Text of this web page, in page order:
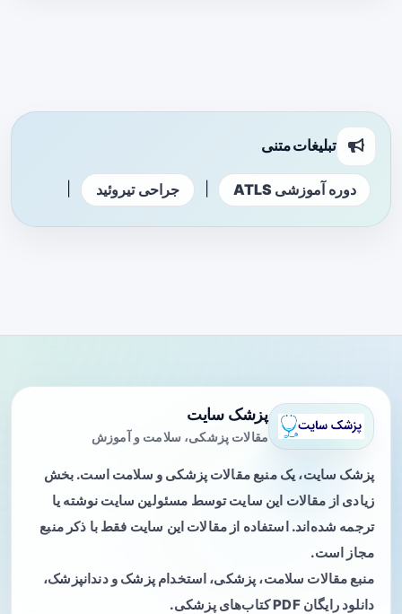
تبلیغات متنی
دوره آموزشی ATLS جراحی تیروئید
پزشک سایت
مقالات پزشکی، سلامت و آموزش
پزشک سایت، یک منبع مقالات پزشکی و سلامت است. بخش
زیادی از مقالات این سایت توسط مسئولین سایت نوشته یا
ترجمه شده‌اند. استفاده از مقالات این سایت فقط با ذکر منبع
مجاز است.
منبع مقالات سلامت، پزشکی، استخدام پزشک و دندانپزشک،
دانلود رایگان PDF کتاب‌های پزشکی.